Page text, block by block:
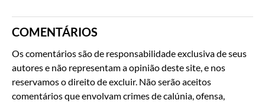
COMENTÁRIOS
Os comentários são de responsabilidade exclusiva de seus
autores e não representam a opinião deste site, e nos
reservamos o direito de excluir. Não serão aceitos
comentários que envolvam crimes de calúnia, ofensa,